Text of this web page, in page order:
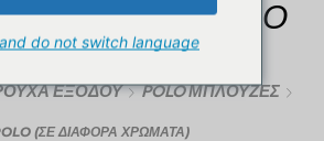
POLO
ΧΡΏΜΑΤΑ)
ΕΞΌΔΟΥ POLO ΜΠΛΟΎΖΕΣ
(ΣΕ ΔΙΆΦΟΡΑ ΧΡΏΜΑΤΑ)
do not switch language